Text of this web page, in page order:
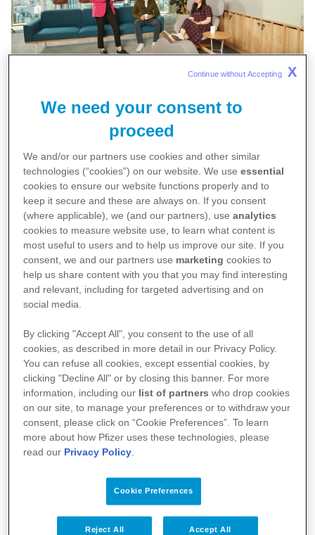
Pfizer Türkiye, bölgesel pozisyonlarda çalışan 78 ve
yeteneğiyle Global Pfizer’de bir ‘Lider Okulu’ olarak
konumlanıyor.
Yurtdışındaki Kariyer Fırsatları
Türkiye’den Yürütülen Bölgesel görevler
Secondment/kısa süreli görevlendirmeler
Pfizer Global Yetenek Havuzu
Stratejileri Direktörü Serra
Uluışık'ın kendi global yolculuğu!
Lisans eğitimimi Koç Üniversitesi İşletme
Bölümü’nde tamamladım. Pfizer Türkiye’ye Eylül
We need your consent to
proceed
We and/or our partners use cookies and other similar
technologies (“cookies”) on our website. We useessential
cookies to ensure our website functions properly and to
keep it secure and these are always on. If you consent
(where applicable), we (and our partners), useanalytics
cookies to measure website use, to learn what content is
most useful to users and to help us improve our site. If you
consent, we and our partners use marketing cookies to
help us share content with you that you may find interesting
and relevant, including for targeted advertising and on
social media.
By clicking "Accept All", you consent to the use of all
cookies, as described in more detail in our Privacy Policy.
You can refuse all cookies, except essential cookies, by
clicking "Decline All" or by closing this banner. For more
information, including our list of partners who drop cookies
on our site, to manage your preferences or to withdraw your
consent, please click on “Cookie Preferences”. To learn
more about how Pfizer uses these technologies, please
read our Privacy Policy.
Cookie Preferences
Reject All Accept All
Continue without Accepting X